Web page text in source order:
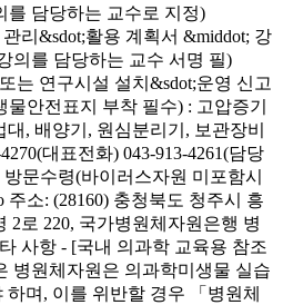
를 담당하는 교수로 지정)
리&sdot;활용 계획서 &middot; 강
의를 담당하는 교수 서명 필)
는 연구시설 설치&sdot;운영 신고
안전표지 부착 필수) : 고압증기
, 배양기, 원심분리기, 보관장비
대표전화) 043-913-4261(담당
문수령(바이러스자원 미포함시
주소: (28160) 충청북도 청주시 흥
2로 220, 국가병원체자원은행 병
사항 - [국내 의과학 교육용 참조
병원체자원은 의과학미생물 실습
며, 이를 위반할 경우 「병원체